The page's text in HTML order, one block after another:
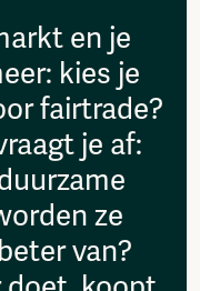
en je
kies je
fairtrade?
je af:
ze
van?